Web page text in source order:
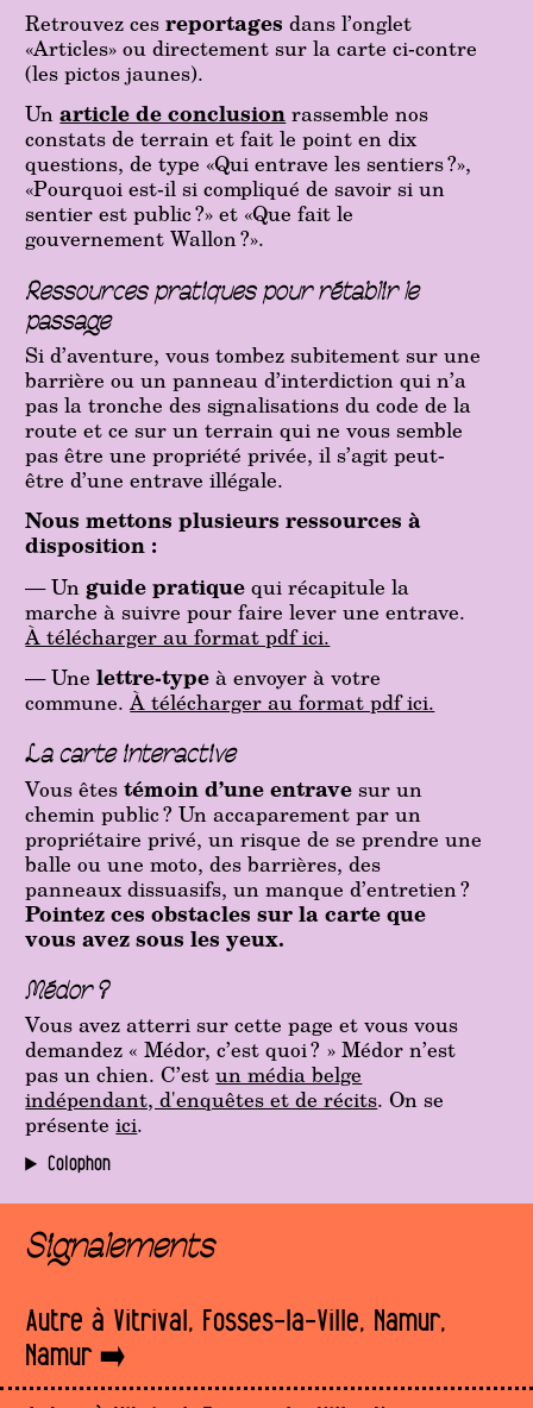
Retrouvez cesreportages dans l’onglet
«Articles» ou directement sur la carte ci-contre
(les pictos jaunes).
Unarticle de conclusionrassemble nos
constats de terrain et fait le point en dix
questions, de type «Qui entrave les sentiers ?»,
«Pourquoi est-il si compliqué de savoir si un
sentier est public ?» et «Que fait le
gouvernement Wallon ?».
Ressources pratiques pour rétablir le
passage
Si d’aventure, vous tombez subitement sur une
barrière ou un panneau d’interdiction qui n’a
pas la tronche des signalisations du code de la
route et ce sur un terrain qui ne vous semble
pas être une propriété privée, il s’agit peut-
être d’une entrave illégale.
Nous mettons plusieurs ressources à
disposition :
— Un guide pratiquequi récapitule la
marche à suivre pour faire lever une entrave.
À télécharger au format pdf ici.
— Unelettre-typeà envoyer à votre
commune.À télécharger au format pdf ici.
La carte interactive
Vous êtestémoin d’une entravesur un
chemin public ? Un accaparement par un
propriétaire privé, un risque de se prendre une
balle ou une moto, des barrières, des
panneaux dissuasifs, un manque d’entretien ?
Pointez ces obstacles sur la carte que
vous avez sous les yeux.
Médor ?
Vous avez atterri sur cette page et vous vous
demandez « Médor, c’est quoi ? » Médor n’est
pas un chien. C’estun média belge
indépendant, d'enquêtes et de récits. On se
présenteici.
Colophon
Signalements
Autre à Vitrival, Fosses-la-Ville, Namur,
Namur